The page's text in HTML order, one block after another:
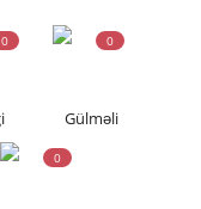
0
Gülməli
0
0